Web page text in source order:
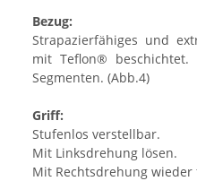
Bezug:
Strapazierfähiges und
mit Teflon® beschichtet.
Segmenten. (Abb.4)
Griff:
Stufenlos verstellbar.
Mit Linksdrehung lösen.
Mit Rechtsdrehung wieder